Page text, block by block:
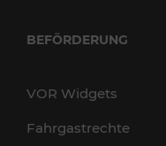
BEFÖRDERUNG
VOR Widgets
Fahrgastrechte